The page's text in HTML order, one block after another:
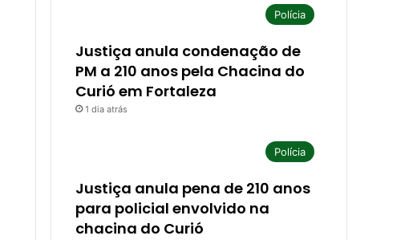
Polícia
Justiça anula condenação de
PM a 210 anos pela Chacina do
Curió em Fortaleza
1 dia atrás
Polícia
Justiça anula pena de 210 anos
para policial envolvido na
chacina do Curió